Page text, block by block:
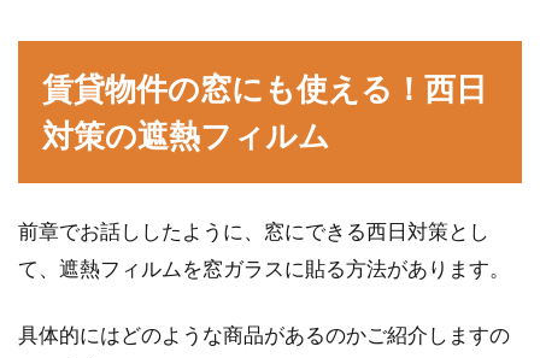
め！？防犯のポイントをご紹介
ごく一般の人でも遭遇する可能性があり得る犯
罪のなかに、空き巣があります。家の中に、盗
窓のクレセント錠を交換するには？
賃貸物件の窓にも使える！西日
対策の遮熱フィルム
前章でお話ししたように、窓にできる西日対策とし
て、遮熱フィルムを窓ガラスに貼る方法があります。
具体的にはどのような商品があるのかご紹介しますの